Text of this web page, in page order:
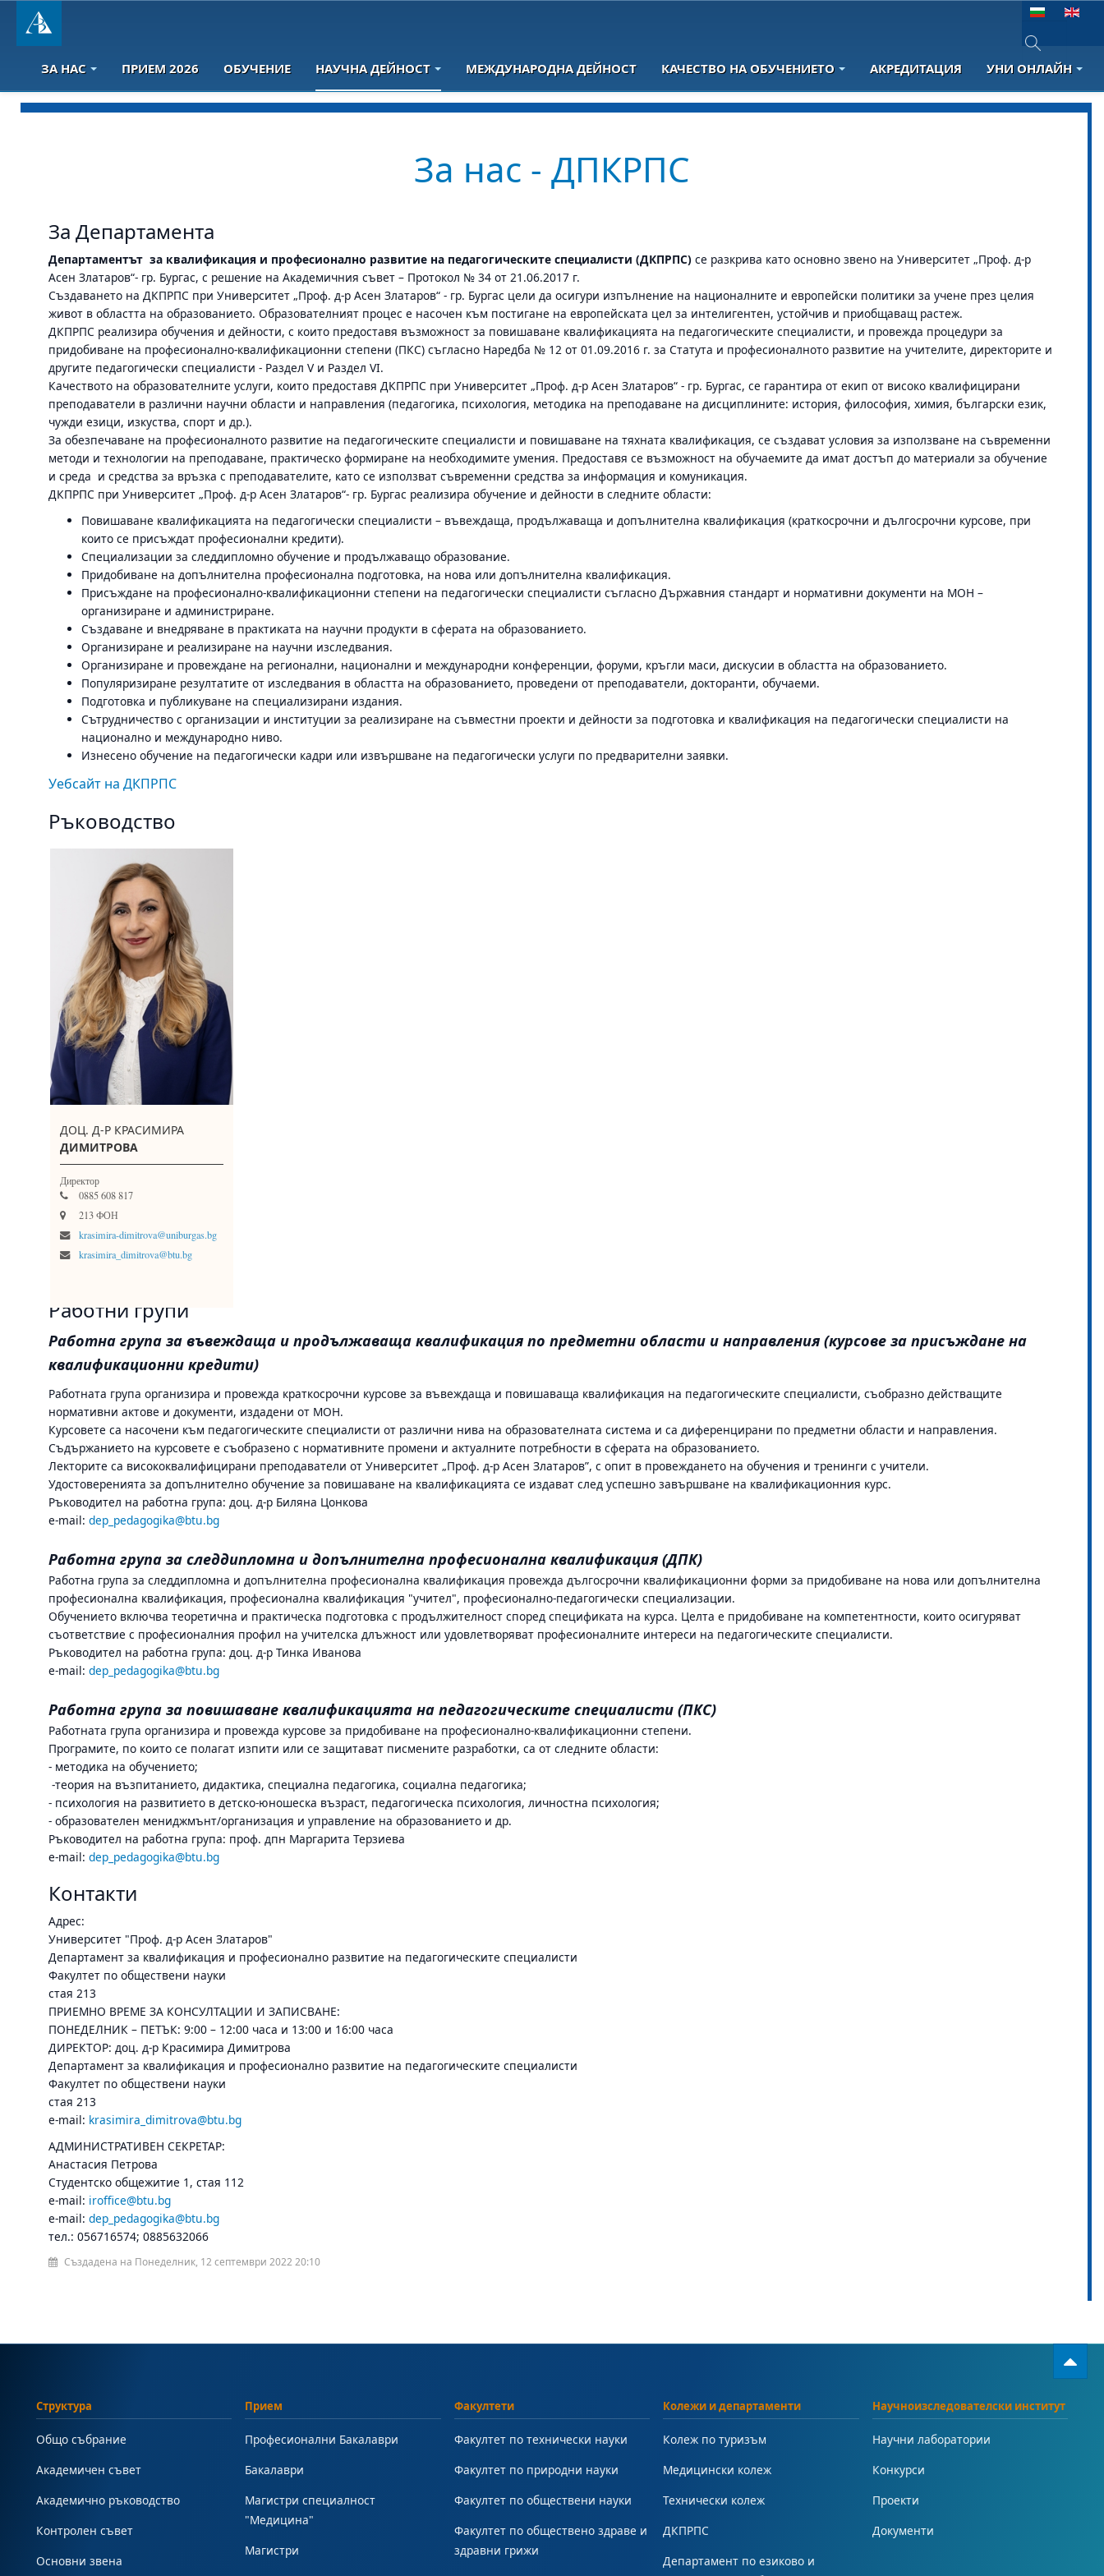
Изберете език
Type 2 or
ЗА НАС ПРИЕМ 2026 ОБУЧЕНИЕ НАУЧНА ДЕЙНОСТ МЕЖДУНАРОДНА ДЕЙНОСТ КАЧЕСТВО НА ОБУЧЕНИЕТО АКРЕДИТАЦИЯ УНИ ОНЛАЙН
За нас - ДПКРПС
За Департамента
Департаментът за квалификация и професионално развитие на педагогическите специалисти (ДКПРПС) се разкрива като основно звено на Университет „Проф. д-р
Асен Златаров“- гр. Бургас, с решение на Академичния съвет – Протокол № 34 от 21.06.2017 г.
Създаването на ДКПРПС при Университет „Проф. д-р Асен Златаров“ - гр. Бургас цели да осигури изпълнение на националните и европейски политики за учене през целия
живот в областта на образованието. Образователният процес е насочен към постигане на европейската цел за интелигентен, устойчив и приобщаващ растеж.
ДКПРПС реализира обучения и дейности, с които предоставя възможност за повишаване квалификацията на педагогическите специалисти, и провежда процедури за
придобиване на професионално-квалификационни степени (ПКС) съгласно Наредба № 12 от 01.09.2016 г. за Статута и професионалното развитие на учителите, директорите и
другите педагогически специалисти - Раздел V и Раздел VI.
Качеството на образователните услуги, които предоставя ДКПРПС при Университет „Проф. д-р Асен Златаров“ - гр. Бургас, се гарантира от екип от високо квалифицирани
преподаватели в различни научни области и направления (педагогика, психология, методика на преподаване на дисциплините: история, философия, химия, български език,
чужди езици, изкуства, спорт и др.).
За обезпечаване на професионалното развитие на педагогическите специалисти и повишаване на тяхната квалификация, се създават условия за използване на съвременни
методи и технологии на преподаване, практическо формиране на необходимите умения. Предоставя се възможност на обучаемите да имат достъп до материали за обучение
и среда и средства за връзка с преподавателите, като се използват съвременни средства за информация и комуникация.
ДКПРПС при Университет „Проф. д-р Асен Златаров“- гр. Бургас реализира обучение и дейности в следните области:
Повишаване квалификацията на педагогически специалисти – въвеждаща, продължаваща и допълнителна квалификация (краткосрочни и дългосрочни курсове, при
които се присъждат професионални кредити).
Специализации за следдипломно обучение и продължаващо образование.
Придобиване на допълнителна професионална подготовка, на нова или допълнителна квалификация.
Присъждане на професионално-квалификационни степени на педагогически специалисти съгласно Държавния стандарт и нормативни документи на МОН –
организиране и администриране.
Създаване и внедряване в практиката на научни продукти в сферата на образованието.
Организиране и реализиране на научни изследвания.
Организиране и провеждане на регионални, национални и международни конференции, форуми, кръгли маси, дискусии в областта на образованието.
Популяризиране резултатите от изследвания в областта на образованието, проведени от преподаватели, докторанти, обучаеми.
Подготовка и публикуване на специализирани издания.
Сътрудничество с организации и институции за реализиране на съвместни проекти и дейности за подготовка и квалификация на педагогически специалисти на
национално и международно ниво.
Изнесено обучение на педагогически кадри или извършване на педагогически услуги по предварителни заявки.
Уебсайт на ДКПРПС
Ръководство
ДОЦ. Д-Р КРАСИМИРА
ДИМИТРОВА
Директор
0885 608 817
213 ФОН
krasimira-dimitrova@uniburgas.bg
krasimira_dimitrova@btu.bg
Работни групи
Работна група за въвеждаща и продължаваща квалификация по предметни области и направления (курсове за присъждане на
квалификационни кредити)
Работната група организира и провежда краткосрочни курсове за въвеждаща и повишаваща квалификация на педагогическите специалисти, съобразно действащите
нормативни актове и документи, издадени от МОН.
Курсовете са насочени към педагогическите специалисти от различни нива на образователната система и са диференцирани по предметни области и направления.
Съдържанието на курсовете е съобразено с нормативните промени и актуалните потребности в сферата на образованието.
Лекторите са висококвалифицирани преподаватели от Университет „Проф. д-р Асен Златаров”, с опит в провеждането на обучения и тренинги с учители.
Удостоверенията за допълнително обучение за повишаване на квалификацията се издават след успешно завършване на квалификационния курс.
Ръководител на работна група: доц. д-р Биляна Цонкова
e-mail: dep_pedagogika@btu.bg
Работна група за следдипломна и допълнителна професионална квалификация (ДПК)
Работна група за следдипломна и допълнителна професионална квалификация провежда дългосрочни квалификационни форми за придобиване на нова или допълнителна
професионална квалификация, професионална квалификация "учител", професионално-педагогически специализации.
Обучението включва теоретична и практическа подготовка с продължителност според спецификата на курса. Целта е придобиване на компетентности, които осигуряват
съответствие с професионалния профил на учителска длъжност или удовлетворяват професионалните интереси на педагогическите специалисти.
Ръководител на работна група: доц. д-р Тинка Иванова
e-mail: dep_pedagogika@btu.bg
Работна група за повишаване квалификацията на педагогическите специалисти (ПКС)
Работната група организира и провежда курсове за придобиване на професионално-квалификационни степени.
Програмите, по които се полагат изпити или се защитават писмените разработки, са от следните области:
- методика на обучението;
-теория на възпитанието, дидактика, специална педагогика, социална педагогика;
- психология на развитието в детско-юношеска възраст, педагогическа психология, личностна психология;
- образователен мениджмънт/организация и управление на образованието и др.
Ръководител на работна група: проф. дпн Маргарита Терзиева
e-mail: dep_pedagogika@btu.bg
Контакти
Адрес:
Университет "Проф. д-р Асен Златаров"
Департамент за квалификация и професионално развитие на педагогическите специалисти
Факултет по обществени науки
стая 213
ПРИЕМНО ВРЕМЕ ЗА КОНСУЛТАЦИИ И ЗАПИСВАНЕ:
ПОНЕДЕЛНИК – ПЕТЪК: 9:00 – 12:00 часа и 13:00 и 16:00 часа
ДИРЕКТОР: доц. д-р Красимира Димитрова
Департамент за квалификация и професионално развитие на педагогическите специалисти
Факултет по обществени науки
стая 213
e-mail: krasimira_dimitrova@btu.bg
АДМИНИСТРАТИВЕН СЕКРЕТАР:
Анастасия Петрова
Студентско общежитие 1, стая 112
e-mail: iroffice@btu.bg
e-mail: dep_pedagogika@btu.bg
тел.: 056716574; 0885632066
Създадена на Понеделник, 12 септември 2022 20:10
Структура
Общо събрание
Академичен съвет
Академично ръководство
Контролен съвет
Основни звена
Прием
Професионални Бакалаври
Бакалаври
Магистри специалност
"Медицина"
Магистри
Факултети
Факултет по технически науки
Факултет по природни науки
Факултет по обществени науки
Факултет по обществено здраве и
здравни грижи
Колежи и департаменти
Колеж по туризъм
Медицински колеж
Технически колеж
ДКПРПС
Департамент по езиково и
Научноизследователски институт
Научни лаборатории
Конкурси
Проекти
Документи